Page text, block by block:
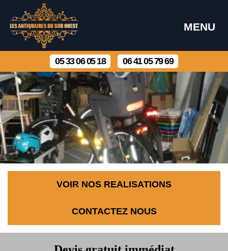
MENU
05 33 06 05 18 06 41 05 79 69
VOIR NOS REALISATIONS
CONTACTEZ NOUS